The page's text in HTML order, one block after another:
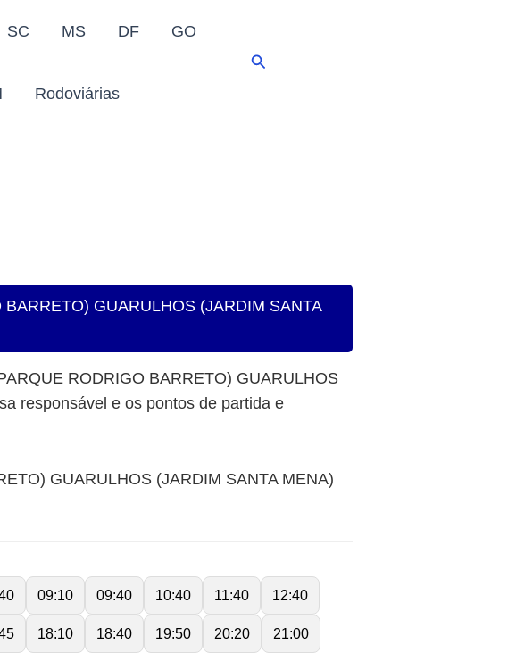
SC MS DF GO
Rodoviárias
Pesquisar
GUARULHOS (JARDIM SANTA
RODRIGO BARRETO) GUARULHOS
responsável e os pontos de partida e
GUARULHOS (JARDIM SANTA MENA)
09:10 09:40 10:40 11:40 12:40
18:10 18:40 19:50 20:20 21:00